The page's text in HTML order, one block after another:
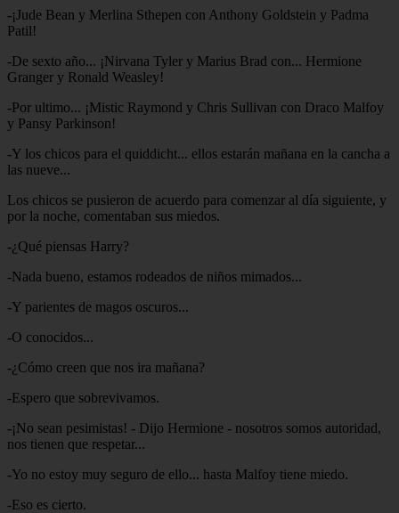
-¡Jude Bean y Merlina Sthepen con Anthony Goldstein y Padma
Patil!
-De sexto año... ¡Nirvana Tyler y Marius Brad con... Hermione
Granger y Ronald Weasley!
-Por ultimo... ¡Mistic Raymond y Chris Sullivan con Draco Malfoy
y Pansy Parkinson!
-Y los chicos para el quiddicht... ellos estarán mañana en la cancha a
las nueve...
Los chicos se pusieron de acuerdo para comenzar al día siguiente, y
por la noche, comentaban sus miedos.
-¿Qué piensas Harry?
-Nada bueno, estamos rodeados de niños mimados...
-Y parientes de magos oscuros...
-O conocidos...
-¿Cómo creen que nos ira mañana?
-Espero que sobrevivamos.
-¡No sean pesimistas! - Dijo Hermione - nosotros somos autoridad,
nos tienen que respetar...
-Yo no estoy muy seguro de ello... hasta Malfoy tiene miedo.
-Eso es cierto.